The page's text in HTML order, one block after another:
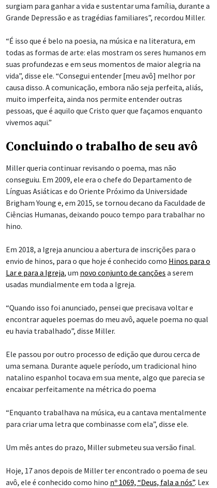
surgiam para ganhar a vida e sustentar uma família, durante a
Grande Depressão e as tragédias familiares”, recordou Miller.
“É isso que é belo na poesia, na música e na literatura, em
todas as formas de arte: elas mostram os seres humanos em
suas profundezas e em seus momentos de maior alegria na
vida”, disse ele. “Consegui entender [meu avô] melhor por
causa disso. A comunicação, embora não seja perfeita, aliás,
muito imperfeita, ainda nos permite entender outras
pessoas, que é aquilo que Cristo quer que façamos enquanto
vivemos aqui.”
Concluindo o trabalho de seu avô
Miller queria continuar revisando o poema, mas não
conseguiu. Em 2009, ele era o chefe do Departamento de
Línguas Asiáticas e do Oriente Próximo da Universidade
Brigham Young e, em 2015, se tornou decano da Faculdade de
Ciências Humanas, deixando pouco tempo para trabalhar no
hino.
Em 2018, a Igreja anunciou a abertura de inscrições para o
envio de hinos, para o que hoje é conhecido como Hinos para o
Lar e para a Igreja, um novo conjunto de canções a serem
usadas mundialmente em toda a Igreja.
“Quando isso foi anunciado, pensei que precisava voltar e
encontrar aqueles poemas do meu avô, aquele poema no qual
eu havia trabalhado”, disse Miller.
Ele passou por outro processo de edição que durou cerca de
uma semana. Durante aquele período, um tradicional hino
natalino espanhol tocava em sua mente, algo que parecia se
encaixar perfeitamente na métrica do poema
“Enquanto trabalhava na música, eu a cantava mentalmente
para criar uma letra que combinasse com ela”, disse ele.
Um mês antes do prazo, Miller submeteu sua versão final.
Hoje, 17 anos depois de Miller ter encontrado o poema de seu
avô, ele é conhecido como hino nº 1069, “Deus, fala a nós”. Lex